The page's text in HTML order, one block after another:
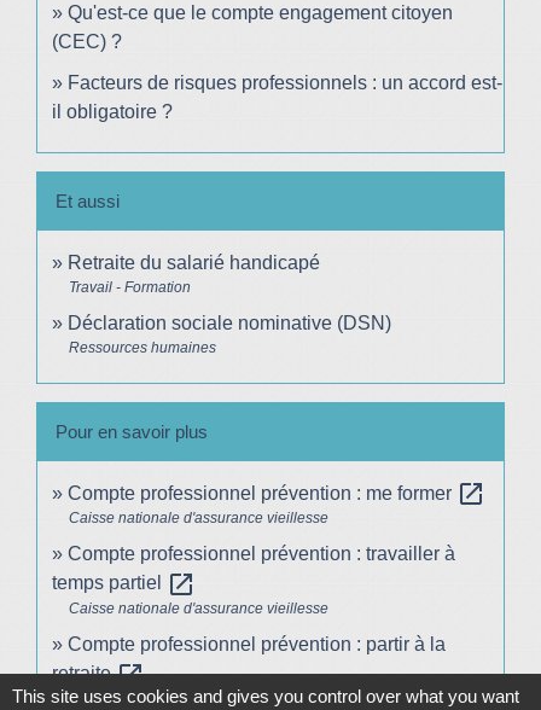
Qu'est-ce que le compte engagement citoyen
(CEC) ?
Facteurs de risques professionnels : un accord est-
il obligatoire ?
Et aussi
Retraite du salarié handicapé
Travail - Formation
Déclaration sociale nominative (DSN)
Ressources humaines
Pour en savoir plus
Compte professionnel prévention : me former open_in_new
Caisse nationale d'assurance vieillesse
Compte professionnel prévention : travailler à
temps partiel
open_in_new
Caisse nationale d'assurance vieillesse
Compte professionnel prévention : partir à la
retraiteopen_in_new
Caisse nationale d'assurance vieillesse
This site uses cookies and gives you control over what you want